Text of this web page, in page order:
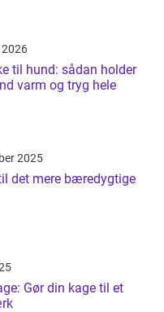
2026
til hund: sådan holder
varm og tryg hele
2025
det mere bæredygtige
Gør din kage til et